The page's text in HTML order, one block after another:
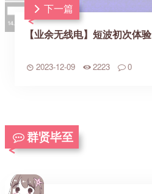
下一篇
【业余无线电】短波初次体验
2023-12-09 2223 0
群贤毕至